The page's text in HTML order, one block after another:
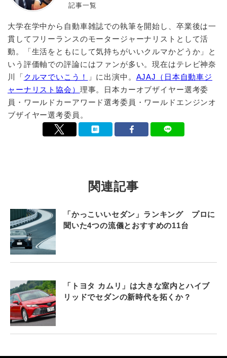
記事一覧
大学在学中から自動車雑誌での執筆を開始し、卒業後は一
貫してフリーランスのモータージャーナリストとして活
動。「生活をともにして気持ちがいいクルマかどうか」と
いう評価軸での評論にはファンが多い。現在はテレビ神奈
川「クルマでいこう！ 」に出演中。 AJAJ（日本自動車ジ
ャーナリスト協会） 理事。日本カーオブザイヤー選考委
員・ワールドカーアワード選考委員・ワールドエンジンオ
ブザイヤー選考委員。
関連記事
「かっこいいセダン」ランキング プロに
聞いた4つの流儀とおすすめの11台
「トヨタ カムリ」は大きな室内とハイブ
リッドでセダンの新時代を拓くか？